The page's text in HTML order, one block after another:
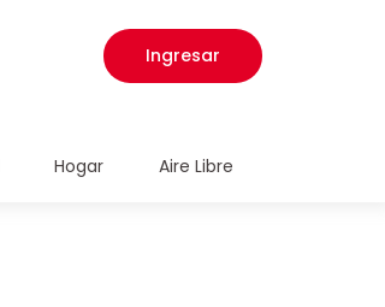
Ingresar
Hogar Aire Libre